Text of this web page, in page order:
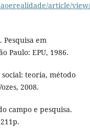
article/
Pesquisa em
Paulo: EPU, 1986.
social: teoria, método
2008.
campo e pesquisa.